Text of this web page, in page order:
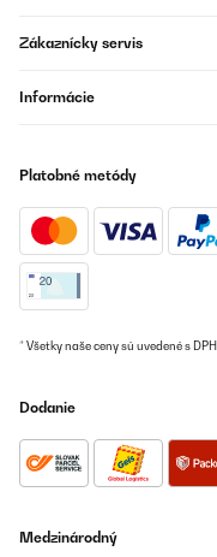
Zákaznícky servis
Informácie
Platobné metódy
* Všetky naše ceny sú uvedené s DPH.
Dodanie
Medzinárodný